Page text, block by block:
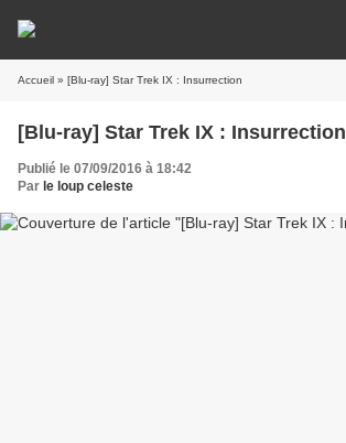
Accueil » [Blu-ray] Star Trek IX : Insurrection
[Blu-ray] Star Trek IX : Insurrection
Publié le 07/09/2016 à 18:42
Par le loup celeste